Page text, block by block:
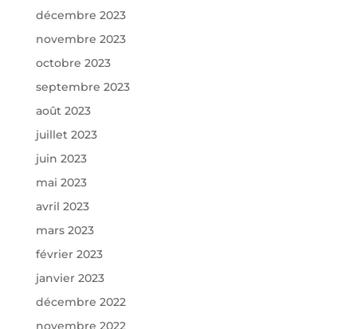
décembre 2023
novembre 2023
octobre 2023
septembre 2023
août 2023
juillet 2023
juin 2023
mai 2023
avril 2023
mars 2023
février 2023
janvier 2023
décembre 2022
novembre 2022